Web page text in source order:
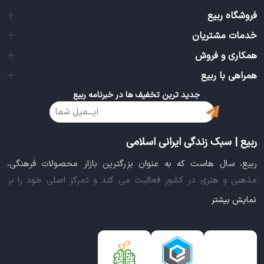
سایت مغایرت داشته باشد. در مواردی مانند انصراف از خرید،
امکان مرجوعی وجود ندارد.
فروشگاه ربیع
خدمات مشتریان
همکاری و فروش
همراهی با ربیع
جدید ترین تخفیف ها در خبرنامه ربیع
ربیع | سبک زندگی ایرانی اسلامی
ربیع، سال هاست که به عنوان بزرگترین بازار محصولات فرهنگی،
مذهبی و هنری در کشور فعالیت می کند و تمرکز اصلی خود را بر
سبک زندگی ایرانی اسلامی قرار داده است. این بازار مجموعه کاملی از
شما را برای خرید اینترنتی کالاهای فرهنگی، مذهبی و هنری برآورده
نمایش بیشتر